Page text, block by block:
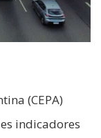
(CEPA)
indicadores